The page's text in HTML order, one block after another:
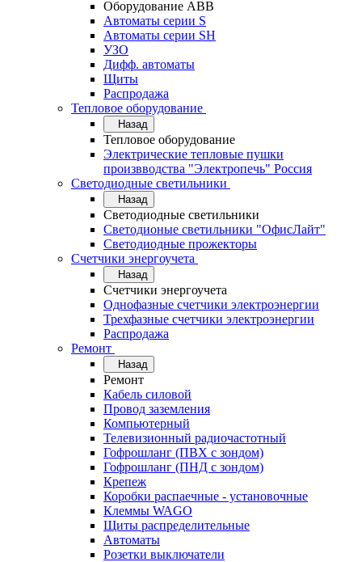
Оборудование АВВ
Автоматы серии S
Автоматы серии SH
УЗО
Дифф. автоматы
Щиты
Распродажа
Тепловое оборудование
Назад
Тепловое оборудование
Электрические тепловые пушки
произвводства "Электропечь" Россия
Светодиодные светильники
Назад
Светодиодные светильники
Светодионые светильники "ОфисЛайт"
Светодиодные прожекторы
Счетчики энергоучета
Назад
Счетчики энергоучета
Однофазные счетчики электроэнергии
Трехфазные счетчики электроэнергии
Распродажа
Ремонт
Назад
Ремонт
Кабель силовой
Провод заземления
Компьютерный
Телевизионный радиочастотный
Гофрошланг (ПВХ с зондом)
Гофрошланг (ПНД с зондом)
Крепеж
Коробки распаечные - установочные
Клеммы WAGO
Щиты распределительные
Автоматы
Розетки выключатели